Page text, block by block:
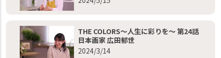
THE COLORS～人生に彩りを～ 第24話
日本画家 広田郁世
2024/3/14